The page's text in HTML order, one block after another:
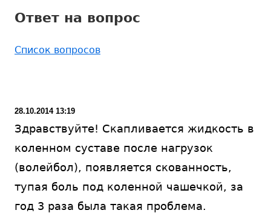
Ответ на вопрос
Список вопросов
28.10.2014 13:19
Здравствуйте! Скапливается жидкость в
коленном суставе после нагрузок
(волейбол), появляется скованность,
тупая боль под коленной чашечкой, за
год 3 раза была такая проблема.